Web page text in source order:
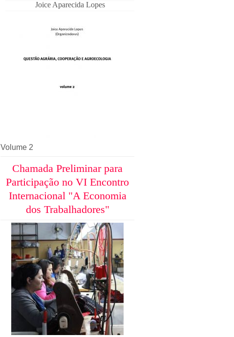
Joice Aparecida Lopes
Volume 2
Chamada Preliminar para
Participação no VI Encontro
Internacional "A Economia
dos Trabalhadores"